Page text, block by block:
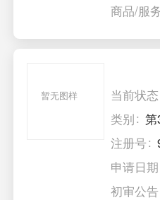
商品/服
暂无图样 当前状态
类别
注册号
申请日期
初审公